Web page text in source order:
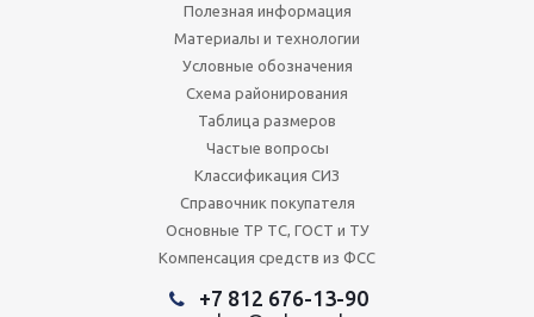
Полезная информация
Материалы и технологии
Условные обозначения
Схема районирования
Таблица размеров
Частые вопросы
Классификация СИЗ
Справочник покупателя
Основные ТР ТС, ГОСТ и ТУ
Компенсация средств из ФСС
+7 812 676-13-90